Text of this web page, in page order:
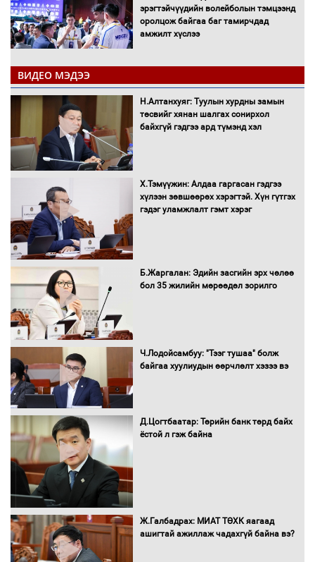
эрэгтэйчүүдийн волейболын тэмцээнд
оролцож байгаа баг тамирчдад
амжилт хүслээ
Автобензин, дизель түлшний онцгой
албан татварыг тэглэлээ
Санхүүгийн хэмнэлтийн горимд эрүүл
мэндийн салбар хамаарахгүй
Нөөцийн махны худалдаа,
борлуулалтыг нээлттэй ил тод
Монгол Улс “COP17”-д “Тал хээрийн
төлөвлөгөө”-гөө танилцуулна
16 төрлийн эмийг нэг эх үүсвэрээс
Бүх шатанд хэмнэлтийн горимд
шилжиж, найр наадам, зөвлөгөөн,
ВИДЕО МЭДЭЭ
Н.Алтанхуяг: Туулын хурдны замын
төсвийг хянан шалгах сонирхол
байхгүй гэдгээ ард түмэнд хэл
Х.Тэмүүжин: Алдаа гаргасан гэдгээ
хүлээн зөвшөөрөх хэрэгтэй. Хүн гүтгэх
гэдэг уламжлалт гэмт хэрэг
Б.Жаргалан: Эдийн засгийн эрх чөлөө
бол 35 жилийн мөрөөдөл зорилго
Ч.Лодойсамбуу: "Тээг тушаа" болж
байгаа хуулиудын өөрчлөлт хэзээ вэ
Д.Цогтбаатар: Төрийн банк төрд байх
ёстой л гэж байна
Ж.Галбадрах: МИАТ ТӨХК яагаад
ашигтай ажиллаж чадахгүй байна вэ?